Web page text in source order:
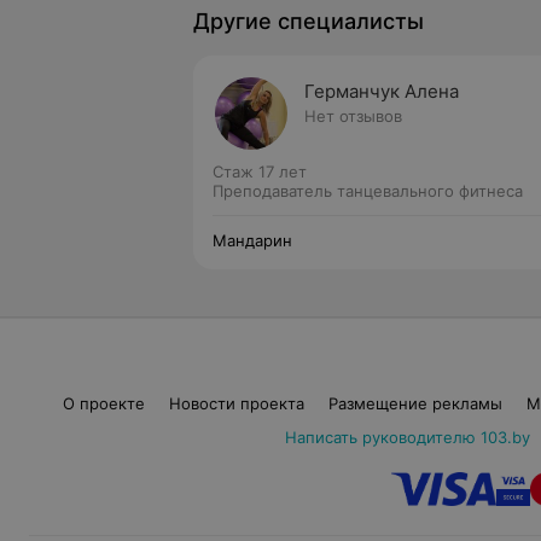
Другие специалисты
Германчук Алена
Нет отзывов
Стаж 17 лет
Преподаватель танцевального фитнеса
Мандарин
О проекте Новости проекта Размещение рекламы
Написать руководителю 103.by